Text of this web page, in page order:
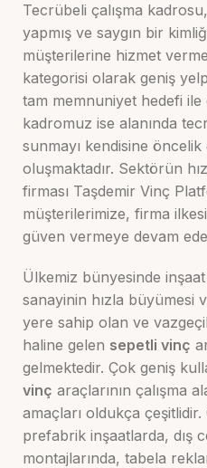
Tecrübeli çalışma
yapmış ve saygın bir
müşterilerine hizmet
kategorisi olarak geniş
tam memnuniyet hedefi ile
kadromuz ise alanında
sunmayı kendisine
oluşmaktadır. Sektörün
firması Taşdemir Vinç
müşterilerimize, firma
güven vermeye devam
Ülkemiz bünyesinde
sanayinin hızla büyümesi
yere sahip olan ve
haline gelen sepetli vinç
gelmektedir. Çok geniş
vinç araçlarının çalışma
amaçları oldukça
prefabrik inşaatlarda, dış
montajlarında, tabela